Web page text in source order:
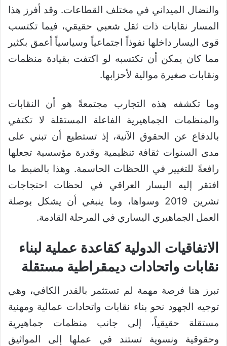
والنضال الميداني في مختلف القطاعات. وقد أفرز هذا
المسار نقابات ذات ثقل شعبي حقيقي، فيما تكتسب
قوى اليسار داخلها نفوذاً اجتماعياً وسياسياً أعمق بكثير
مما كان يمكن أن تكتسبه لو اكتفت بقيادة منظمات
ونقابات صغيرة موالية لأحزابها.
وما تكشفه هذه التجارب مجتمعةً هو أن النقابات
والمنظمات الجماهيرية الفاعلة المستقلة لا تكتفي
بالدفاع عن الحقوق الآنية، إذ تستطيع أن تبني على
مدى السنوات ثقافة تنظيمية وقدرة مؤسسية تجعلها
رافعةً للتغيير في اللحظات الحاسمة. وهذا بالضبط ما
افتقر إليه اليسار العراقي في لحظات احتجاجات
تشرين 2019 وسواها، وما ينبغي أن يشكل بوصلة
العمل الجماهيري اليساري في المرحلة القادمة.
الاتفاقيات الدولية كقاعدة عملية لبناء
نقابات واتحادات ديمقراطية مستقلة
تبرز هنا فرصة مهمة لم تستثمر بالقدر الكافي، وهي
توجيه الجهود نحو بناء نقابات واتحادات عمالية ومهنية
مستقلة حقيقياً، إلى جانب منظمات جماهيرية
وحقوقية ونسوية تستند في عملها إلى المواثيق